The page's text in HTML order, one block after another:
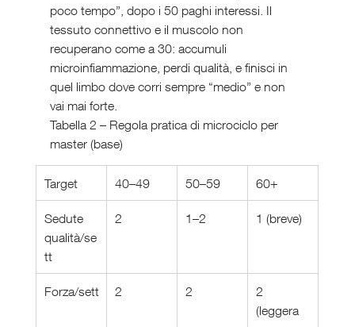
poco tempo”, dopo i 50 paghi interessi. Il
tessuto connettivo e il muscolo non
recuperano come a 30: accumuli
microinfiammazione, perdi qualità, e finisci in
quel limbo dove corri sempre “medio” e non
vai mai forte.
Tabella 2 – Regola pratica di microciclo per
master (base)
Target 40–49 50–59 60+
Sedute
qualità/se
tt
2 1–2 1 (breve)
Forza/sett 2 2
2
(leggera